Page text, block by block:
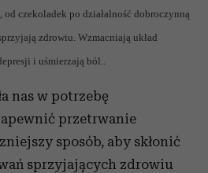
od czekoladek po działalność dobroczynną
zdrowiu. Wzmacniają układ
i uśmierzają ból..
nas w potrzebę
przetrwanie
sposób, aby skłonić
sprzyjających zdrowiu